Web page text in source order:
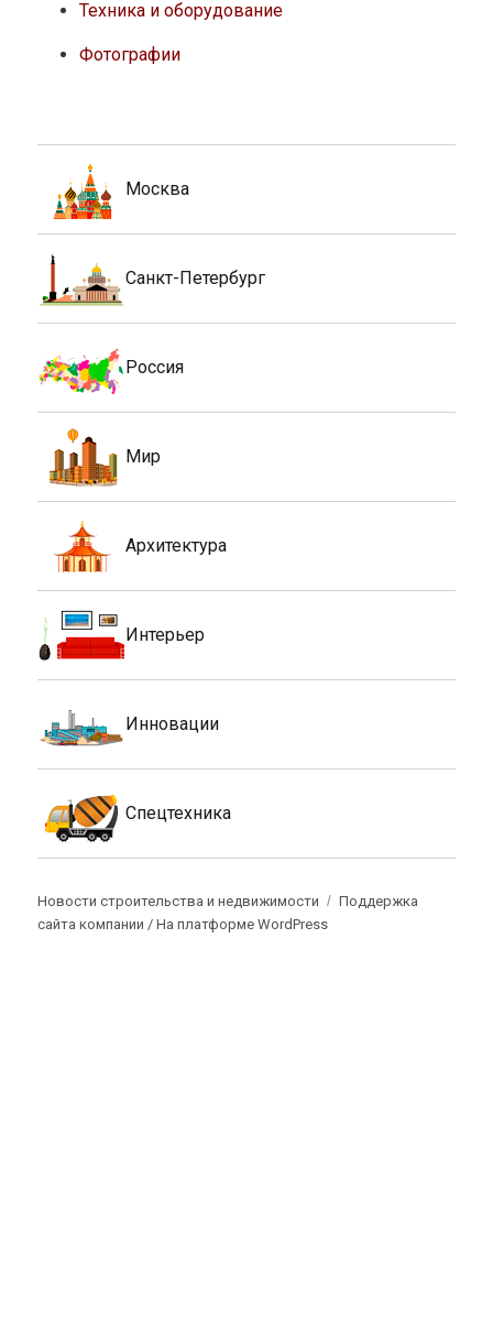
Техника и оборудование
Фотографии
Москва
Санкт-Петербург
Россия
Мир
Архитектура
Интерьер
Инновации
Спецтехника
Новости строительства и недвижимости
Поддержка
сайта компании /На платформе WordPress